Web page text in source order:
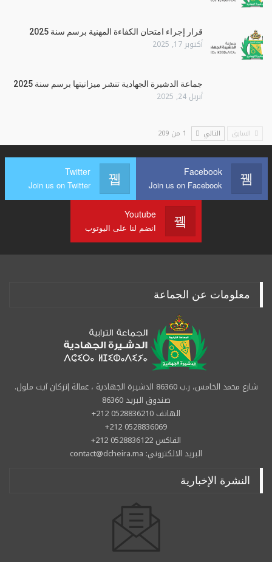
قرار إجراء امتحان الكفاءة المهنية برسم سنة 2025
أكتوبر 17, 2025
جماعة الدشيرة الجهادية تنشر ميزانيتها برسم سنة 2025
أبريل 24, 2025
السابق التالي 1 من 209
Facebook
Join us on Facebook
Twitter
Join us on Twitter
Youtube
انضم لنا على اليوتوب
معلومات عن الجماعة
شارع محمد الخامس، ر.ب 86360 الدشيرة الجهادية ، عمالة إنزكان آيت ملول.
صندوق البريد 86360
الهاتف 0528836210 212+
0528836069 212+
الفاكس 0528836122 212+
البريد الالكتروني: contact@dcheira.ma
النشرة الإخبارية